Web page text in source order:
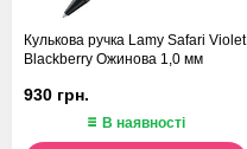
Кулькова ручка Lamy Safari Violet
Blackberry Ожинова 1,0 мм
930 грн.
В наявності